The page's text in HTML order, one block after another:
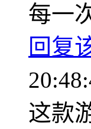
每一
回复
这款